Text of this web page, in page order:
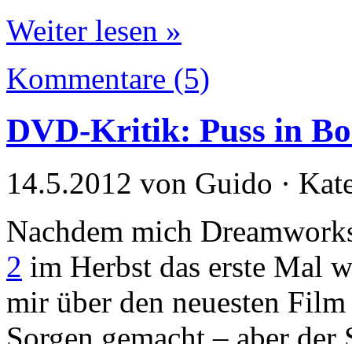
Weiter lesen »
Kommentare (5)
DVD-Kritik: Puss in
14.5.2012 von Guido ·
Nachdem mich
2 im Herbst das erste Mal
mir über den neuesten